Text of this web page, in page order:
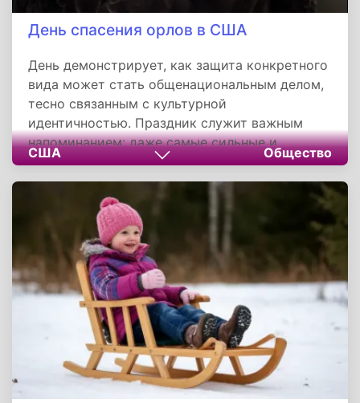
День спасения орлов в США
День демонстрирует, как защита конкретного
вида может стать общенациональным делом,
тесно связанным с культурной
идентичностью. Праздник служит важным
напоминанием: даже самые сильные и
символически значимые виды нуждаются в
постоянной заботе и ответственном
отношении человека к окружающему миру.
США Общество